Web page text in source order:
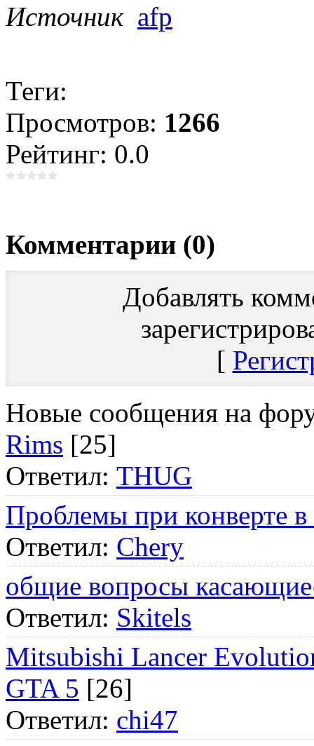
Источник afp
Теги:
Просмотров: 1266
Рейтинг: 0.0
Комментарии (0)
Добавлять
[
Новые сообщения на
Rims [25]
Ответил: THUG
Проблемы при конверте
Ответил: Chery
общие вопросы
Ответил: Skitels
Mitsubishi Lancer
GTA 5 [26]
Ответил: chi47